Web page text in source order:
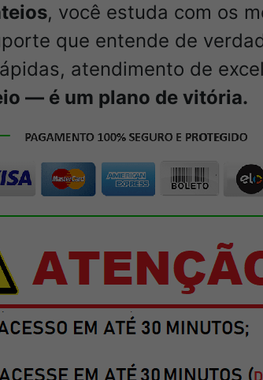
, você estuda com os
que entende de
atendimento de
— é um plano de vitória.